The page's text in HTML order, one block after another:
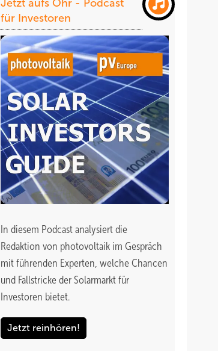
Jetzt aufs Ohr - Podcast
für Investoren
In diesem Podcast analysiert die
Redaktion von photovoltaik im Gespräch
mit führenden Experten, welche Chancen
und Fallstricke der Solarmarkt für
Investoren bietet.
Jetzt reinhören!